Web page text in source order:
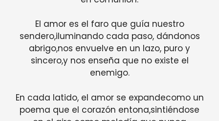
El amor es el faro que guía nuestro
sendero,iluminando cada paso, dándonos
abrigo,nos envuelve en un lazo, puro y
sincero,y nos enseña que no existe el
enemigo.
En cada latido, el amor se expandecomo un
poema que el corazón entona,sintiéndose